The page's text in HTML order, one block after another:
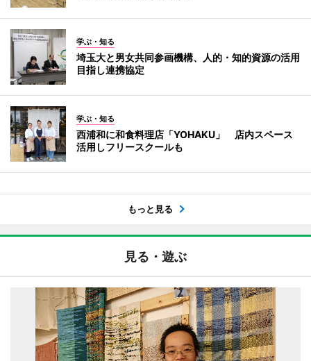
学ぶ・知る
埼玉大と男女共同参画機構、人的・知的資源の活用
目指し連携協定
学ぶ・知る
西浦和に和食料理店「YOHAKU」 店内スペース
活用しフリースクールも
もっと見る
見る・遊ぶ